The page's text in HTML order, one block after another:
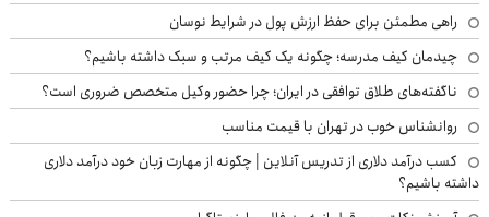
راهی مطمئن برای حفظ ارزش پول در شرایط نوسان
چیدمان کیف مدرسه؛ چگونه یک کیف مرتب و سبک داشته باشیم؟
ناگفته‌های طلاق توافقی در ایران؛ چرا حضور وکیل متخصص ضروری است؟
روانشناس خوب در تهران با قیمت مناسب
کسب درآمد دلاری از تدریس آنلاین | چگونه از مهارت زبان خود درآمد دلاری
داشته باشیم؟